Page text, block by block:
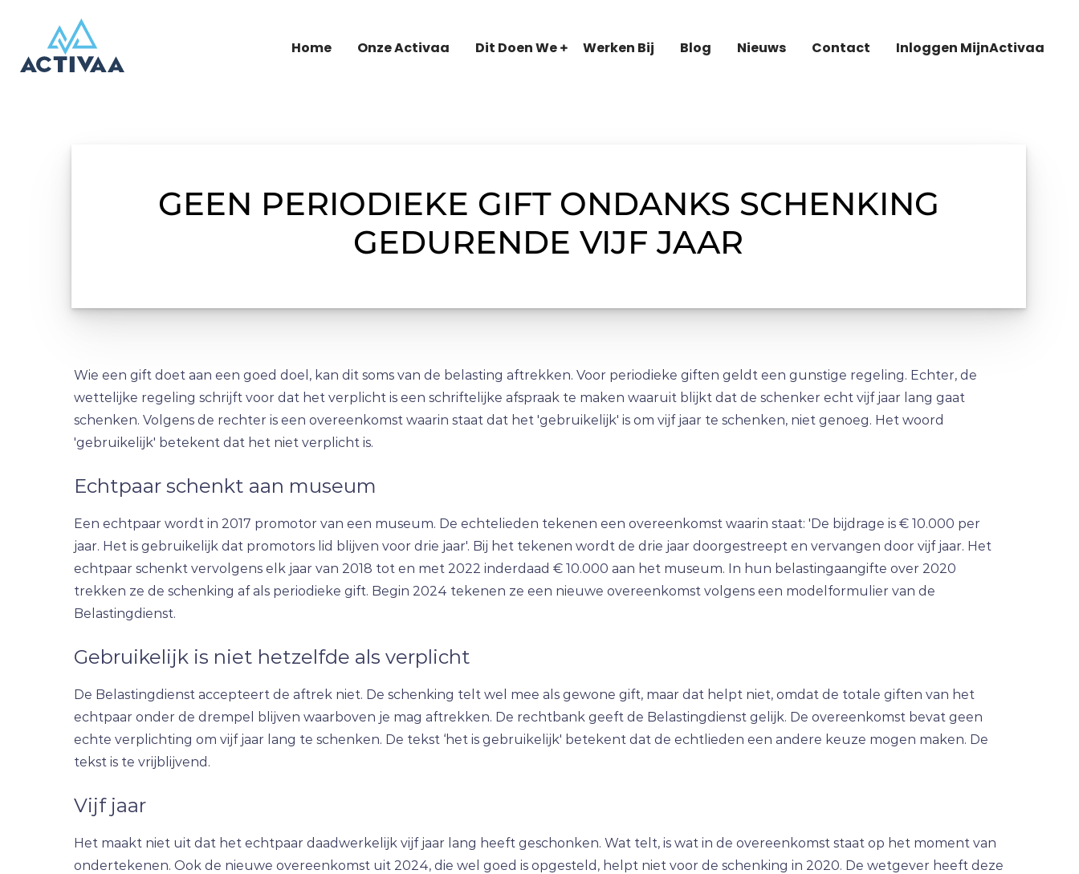
Home Onze Activaa Dit Doen We Werken Bij Blog Nieuws Contact Inloggen MijnActivaa
GEEN PERIODIEKE GIFT ONDANKS SCHENKING
GEDURENDE VIJF JAAR
Wie een gift doet aan een goed doel, kan dit soms van de belasting aftrekken. Voor periodieke giften geldt een gunstige regeling. Echter, de
wettelijke regeling schrijft voor dat het verplicht is een schriftelijke afspraak te maken waaruit blijkt dat de schenker echt vijf jaar lang gaat
schenken. Volgens de rechter is een overeenkomst waarin staat dat het 'gebruikelijk' is om vijf jaar te schenken, niet genoeg. Het woord
'gebruikelijk' betekent dat het niet verplicht is.
Echtpaar schenkt aan museum
Een echtpaar wordt in 2017 promotor van een museum. De echtelieden tekenen een overeenkomst waarin staat: 'De bijdrage is € 10.000 per
jaar. Het is gebruikelijk dat promotors lid blijven voor drie jaar'. Bij het tekenen wordt de drie jaar doorgestreept en vervangen door vijf jaar. Het
echtpaar schenkt vervolgens elk jaar van 2018 tot en met 2022 inderdaad € 10.000 aan het museum. In hun belastingaangifte over 2020
trekken ze de schenking af als periodieke gift. Begin 2024 tekenen ze een nieuwe overeenkomst volgens een modelformulier van de
Belastingdienst.
Gebruikelijk is niet hetzelfde als verplicht
De Belastingdienst accepteert de aftrek niet. De schenking telt wel mee als gewone gift, maar dat helpt niet, omdat de totale giften van het
echtpaar onder de drempel blijven waarboven je mag aftrekken. De rechtbank geeft de Belastingdienst gelijk. De overeenkomst bevat geen
echte verplichting om vijf jaar lang te schenken. De tekst ‘het is gebruikelijk' betekent dat de echtlieden een andere keuze mogen maken. De
tekst is te vrijblijvend.
Vijf jaar
Het maakt niet uit dat het echtpaar daadwerkelijk vijf jaar lang heeft geschonken. Wat telt, is wat in de overeenkomst staat op het moment van
ondertekenen. Ook de nieuwe overeenkomst uit 2024, die wel goed is opgesteld, helpt niet voor de schenking in 2020. De wetgever heeft deze